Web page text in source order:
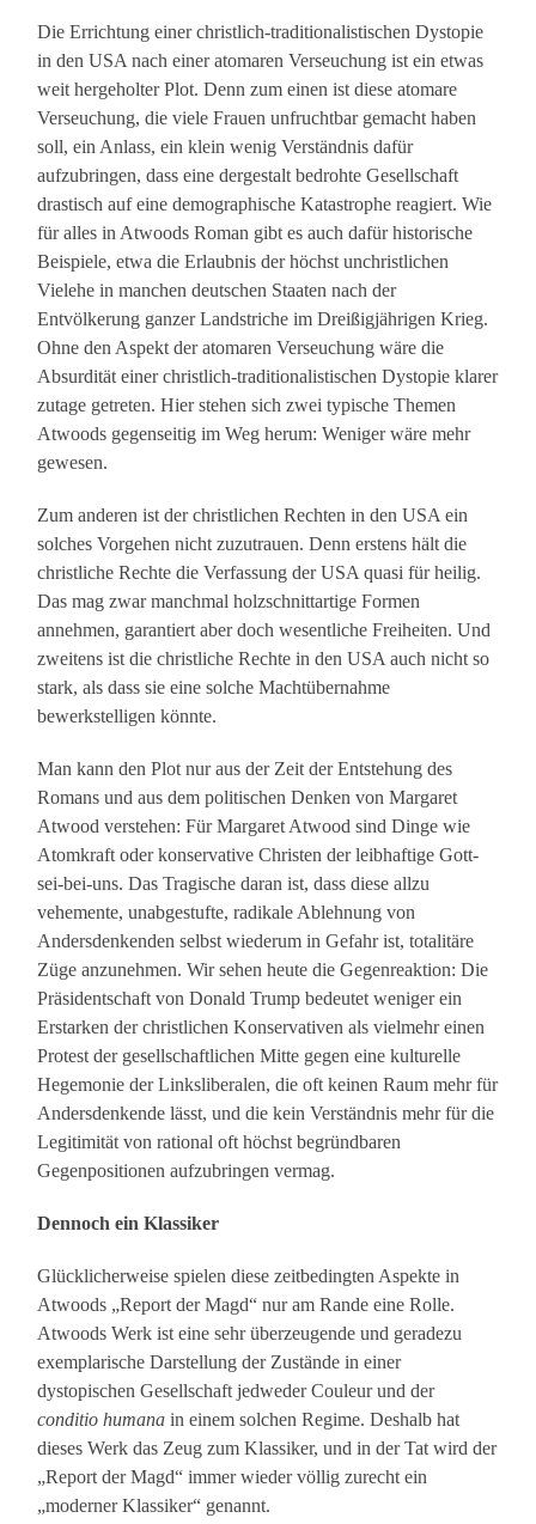
Die Errichtung einer christlich-traditionalistischen Dystopie
in den USA nach einer atomaren Verseuchung ist ein etwas
weit hergeholter Plot. Denn zum einen ist diese atomare
Verseuchung, die viele Frauen unfruchtbar gemacht haben
soll, ein Anlass, ein klein wenig Verständnis dafür
aufzubringen, dass eine dergestalt bedrohte Gesellschaft
drastisch auf eine demographische Katastrophe reagiert. Wie
für alles in Atwoods Roman gibt es auch dafür historische
Beispiele, etwa die Erlaubnis der höchst unchristlichen
Vielehe in manchen deutschen Staaten nach der
Entvölkerung ganzer Landstriche im Dreißigjährigen Krieg.
Ohne den Aspekt der atomaren Verseuchung wäre die
Absurdität einer christlich-traditionalistischen Dystopie klarer
zutage getreten. Hier stehen sich zwei typische Themen
Atwoods gegenseitig im Weg herum: Weniger wäre mehr
gewesen.
Zum anderen ist der christlichen Rechten in den USA ein
solches Vorgehen nicht zuzutrauen. Denn erstens hält die
christliche Rechte die Verfassung der USA quasi für heilig.
Das mag zwar manchmal holzschnittartige Formen
annehmen, garantiert aber doch wesentliche Freiheiten. Und
zweitens ist die christliche Rechte in den USA auch nicht so
stark, als dass sie eine solche Machtübernahme
bewerkstelligen könnte.
Man kann den Plot nur aus der Zeit der Entstehung des
Romans und aus dem politischen Denken von Margaret
Atwood verstehen: Für Margaret Atwood sind Dinge wie
Atomkraft oder konservative Christen der leibhaftige Gott-
sei-bei-uns. Das Tragische daran ist, dass diese allzu
vehemente, unabgestufte, radikale Ablehnung von
Andersdenkenden selbst wiederum in Gefahr ist, totalitäre
Züge anzunehmen. Wir sehen heute die Gegenreaktion: Die
Präsidentschaft von Donald Trump bedeutet weniger ein
Erstarken der christlichen Konservativen als vielmehr einen
Protest der gesellschaftlichen Mitte gegen eine kulturelle
Hegemonie der Linksliberalen, die oft keinen Raum mehr für
Andersdenkende lässt, und die kein Verständnis mehr für die
Legitimität von rational oft höchst begründbaren
Gegenpositionen aufzubringen vermag.
Dennoch ein Klassiker
Glücklicherweise spielen diese zeitbedingten Aspekte in
Atwoods „Report der Magd“ nur am Rande eine Rolle.
Atwoods Werk ist eine sehr überzeugende und geradezu
exemplarische Darstellung der Zustände in einer
dystopischen Gesellschaft jedweder Couleur und der
conditio humana in einem solchen Regime. Deshalb hat
dieses Werk das Zeug zum Klassiker, und in der Tat wird der
„Report der Magd“ immer wieder völlig zurecht ein
„moderner Klassiker“ genannt.